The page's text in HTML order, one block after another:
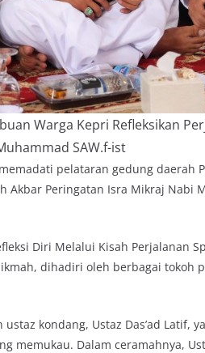
Warga Kepri Refleksikan
SAW.f-ist
pelataran gedung daerah
Akbar Peringatan Isra Mikraj Nabi
Diri Melalui Kisah Perjalanan
dihadiri oleh berbagai tokoh
kondang, Ustaz Das’ad Latif,
memukau. Dalam ceramahnya,